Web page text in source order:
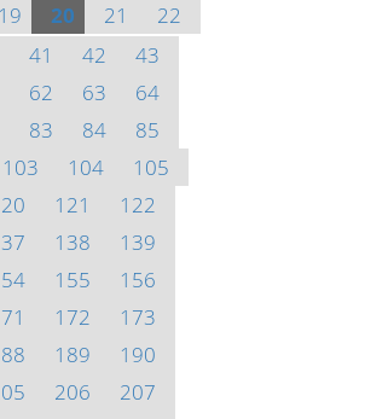
19 20 21
22
41 42
43
62 63
64
83 84
85
103 104
105
121
122
138
139
155
156
172
173
189
190
206
207